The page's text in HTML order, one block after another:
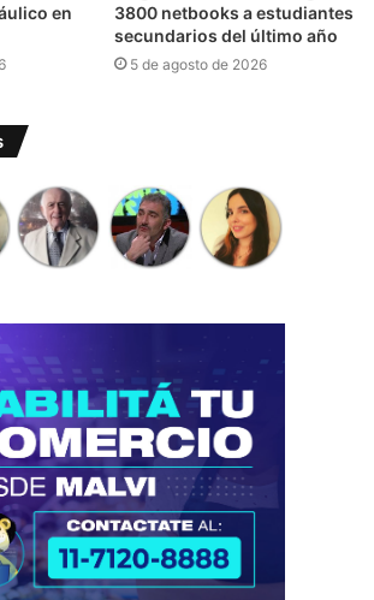
en
3800 netbooks a estudiantes
secundarios del último año
5 de agosto de 2026